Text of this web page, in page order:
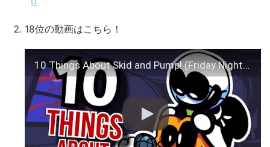
18位の動画はこちら！
10 Things About Skid and Pump! (Friday Night Funkin' Facts)